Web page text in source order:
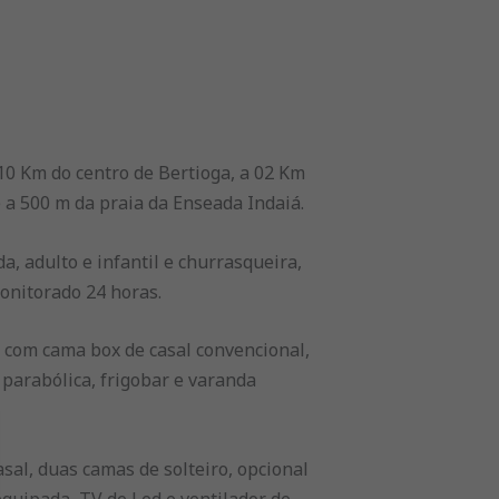
Km do centro de Bertioga, a 02 Km
500 m da praia da Enseada Indaiá.
adulto e infantil e churrasqueira,
24 horas.
cama box de casal convencional,
parabólica, frigobar e varanda
duas camas de solteiro, opcional